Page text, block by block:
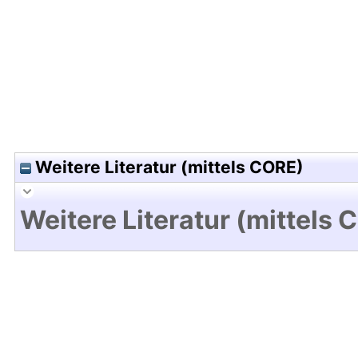
Weitere Literatur (mittels CORE)
Weitere Literatur (mittels